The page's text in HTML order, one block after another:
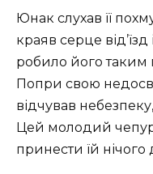
Юнак слухав її
краяв серце
робило його таким
Попри свою
відчував
Цей молодий
принести їй нічого